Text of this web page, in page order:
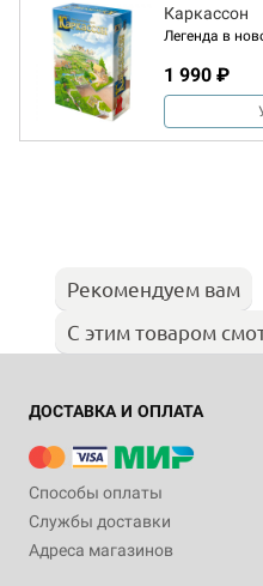
Каркассон
Легенда в
1 990 ₽
Рекомендуем вам
С этим товаром
ДОСТАВКА И ОПЛАТА
Способы оплаты
Службы доставки
Адреса магазинов